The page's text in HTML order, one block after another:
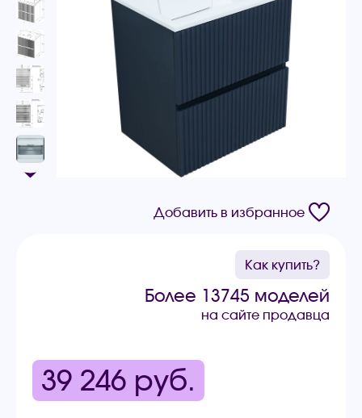
Добавить в избранное
Как купить?
Более 13745 моделей
на сайте продавца
39 246 руб.